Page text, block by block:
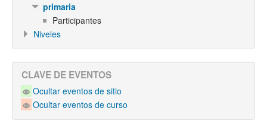
primaria
Participantes
Niveles
CLAVE DE EVENTOS
Ocultar eventos de sitio
Ocultar eventos de curso